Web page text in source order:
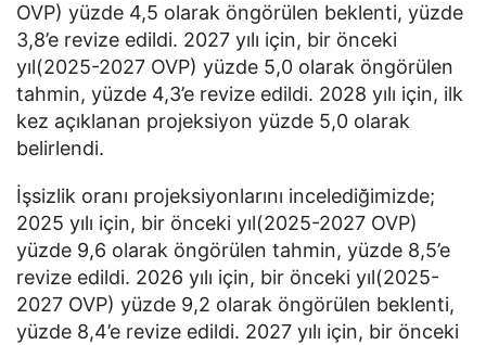
OVP) yüzde 4,5 olarak öngörülen beklenti, yüzde
3,8’e revize edildi. 2027 yılı için, bir önceki
yıl(2025-2027 OVP) yüzde 5,0 olarak öngörülen
tahmin, yüzde 4,3’e revize edildi. 2028 yılı için, ilk
kez açıklanan projeksiyon yüzde 5,0 olarak
belirlendi.
İşsizlik oranı projeksiyonlarını incelediğimizde;
2025 yılı için, bir önceki yıl(2025-2027 OVP)
yüzde 9,6 olarak öngörülen tahmin, yüzde 8,5’e
revize edildi. 2026 yılı için, bir önceki yıl(2025-
2027 OVP) yüzde 9,2 olarak öngörülen beklenti,
yüzde 8,4’e revize edildi. 2027 yılı için, bir önceki